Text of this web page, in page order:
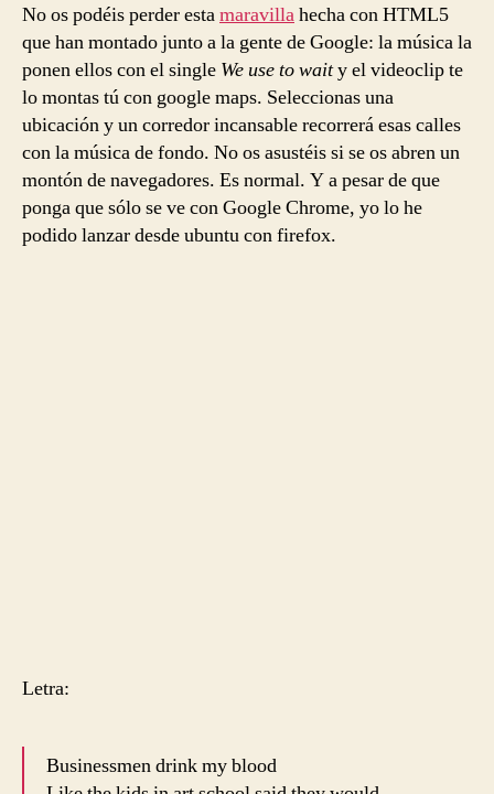
No os podéis perder estamaravillahecha con HTML5
que han montado junto a la gente de Google: la música la
ponen ellos con el single We use to waity el videoclip te
lo montas tú con google maps. Seleccionas una
ubicación y un corredor incansable recorrerá esas calles
con la música de fondo. No os asustéis si se os abren un
montón de navegadores. Es normal. Y a pesar de que
ponga que sólo se ve con Google Chrome, yo lo he
podido lanzar desde ubuntu con firefox.
Letra:
Businessmen drink my blood